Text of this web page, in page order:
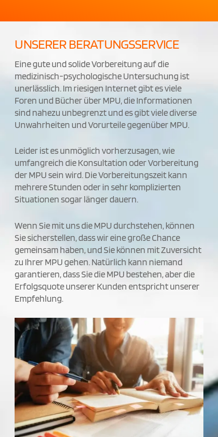
UNSERER BERATUNGSSERVICE
Eine gute und solide Vorbereitung auf die
medizinisch-psychologische Untersuchung ist
unerlässlich. Im riesigen Internet gibt es viele
Foren und Bücher über MPU, die Informationen
sind nahezu unbegrenzt und es gibt viele diverse
Unwahrheiten und Vorurteile gegenüber MPU.
Leider ist es unmöglich vorherzusagen, wie
umfangreich die Konsultation oder Vorbereitung
der MPU sein wird. Die Vorbereitungszeit kann
mehrere Stunden oder in sehr komplizierten
Situationen sogar länger dauern.
Wenn Sie mit uns die MPU durchstehen, können
Sie sicherstellen, dass wir eine große Chance
gemeinsam haben, und Sie können mit Zuversicht
zu Ihrer MPU gehen. Natürlich kann niemand
garantieren, dass Sie die MPU bestehen, aber die
Erfolgsquote unserer Kunden entspricht unserer
Empfehlung.